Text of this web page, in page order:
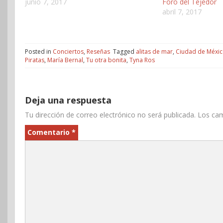
abril 7, 2017
Posted in Conciertos, Reseñas Tagged alitas de mar, Ciudad de
Piratas, María Bernal, Tu otra bonita, Tyna Ros
Deja una respuesta
Tu dirección de correo electrónico no será publicada. Los
Comentario *